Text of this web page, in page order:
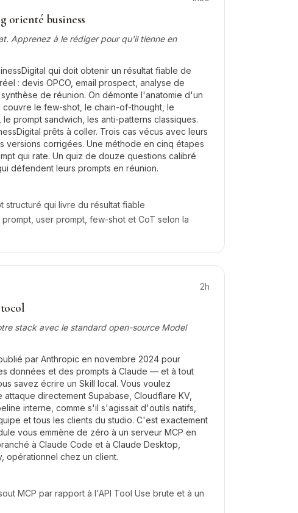
orienté business
Apprenez à le rédiger pour qu'il tienne en
qui doit obtenir un résultat fiable de
: devis OPCO, email prospect, analyse de
de réunion. On démonte l'anatomie d'un
couvre le few-shot, le chain-of-thought, le
prompt sandwich, les anti-patterns classiques.
prêts à coller. Trois cas vécus avec leurs
versions corrigées. Une méthode en cinq étapes
qui rate. Un quiz de douze questions calibré
défendent leurs prompts en réunion.
structuré qui livre du résultat fiable
prompt, user prompt, few-shot et CoT selon la
2h
stack avec le standard open-source Model
par Anthropic en novembre 2024 pour
données et des prompts à Claude — et à tout
savez écrire un Skill local. Vous voulez
attaque directement Supabase, Cloudflare KV,
interne, comme s'il s'agissait d'outils natifs,
et tous les clients du studio. C'est exactement
vous emmène de zéro à un serveur MCP en
à Claude Code et à Claude Desktop,
opérationnel chez un client.
MCP par rapport à l'API Tool Use brute et à un